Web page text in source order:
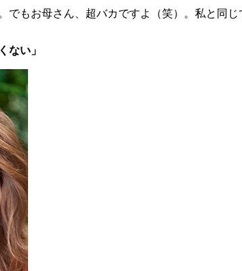
もお母さん、超バカですよ（笑）。私と同じ
ない」